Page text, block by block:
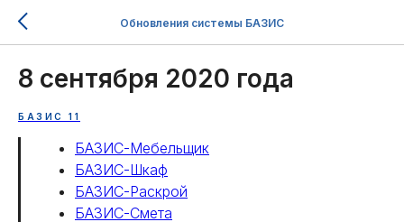
Обновления системы БАЗИС
8 сентября 2020 года
БАЗИС 11
БАЗИС-Мебельщик
БАЗИС-Шкаф
БАЗИС-Раскрой
БАЗИС-Смета